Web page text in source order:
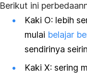
Berikut ini
Kaki O: lebih
mulai belajar
sendirinya
Kaki X: sering